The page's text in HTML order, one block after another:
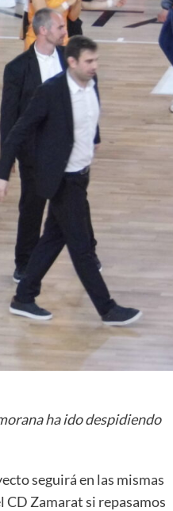
ha ido despidiendo
seguirá en las mismas
Zamarat si repasamos
bTactic
Vamos creciendo. Tanto así
de mayo celebramos nuestro
Y todo crecimiento conlleva
que...